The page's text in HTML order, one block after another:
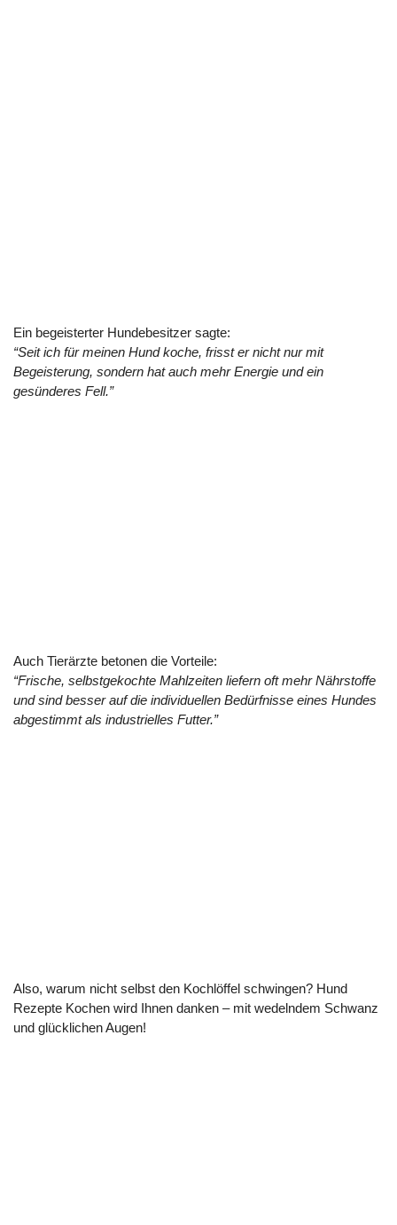
Ein begeisterter Hundebesitzer sagte:
“Seit ich für meinen Hund koche, frisst er nicht nur mit
Begeisterung, sondern hat auch mehr Energie und ein
gesünderes Fell.”
Auch Tierärzte betonen die Vorteile:
“Frische, selbstgekochte Mahlzeiten liefern oft mehr Nährstoffe
und sind besser auf die individuellen Bedürfnisse eines Hundes
abgestimmt als industrielles Futter.”
Also, warum nicht selbst den Kochlöffel schwingen? Hund
Rezepte Kochen wird Ihnen danken – mit wedelndem Schwanz
und glücklichen Augen!